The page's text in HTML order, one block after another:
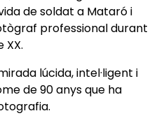
de soldat a Mataró i
professional durant
XX.
lúcida, intel·ligent i
de 90 anys que ha